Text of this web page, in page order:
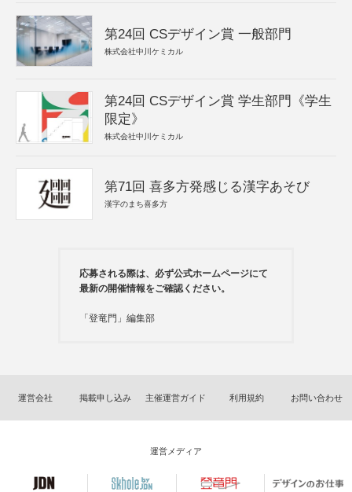
第24回 CSデザイン賞 一般部門
株式会社中川ケミカル
第24回 CSデザイン賞 学生部門《学生
限定》
株式会社中川ケミカル
第71回 喜多方発感じる漢字あそび
漢字のまち喜多方
応募される際は、必ず公式ホームページにて
最新の開催情報をご確認ください。
「登竜門」編集部
運営会社 掲載申し込み 主催運営ガイド 利用規約 お問い合わせ
運営メディア